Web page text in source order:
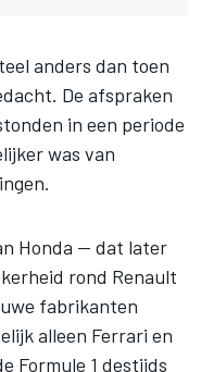
anders dan toen
De afspraken
in een periode
was van
Honda — dat later
rond Renault
fabrikanten
alleen Ferrari en
Formule 1 destijds